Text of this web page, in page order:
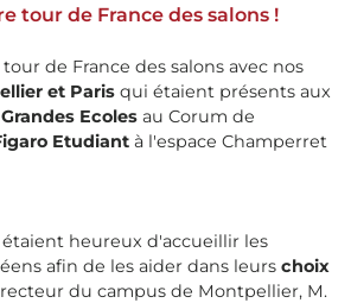
tour de France des salons !
de France des salons avec nos
et Paris qui étaient présents aux
Ecoles au Corum de
Etudiant à l'espace Champerret
heureux d'accueillir les
afin de les aider dans leurs choix
du campus de Montpellier, M.